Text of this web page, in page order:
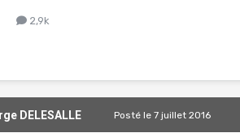
2,9k
DELESALLE Postéle 7 juillet 2016